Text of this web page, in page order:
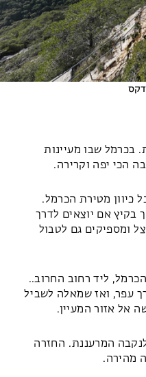
דקס
בכרמל שבו מעיינות
הכי יפה וקרירה.
כיוון מטירת הכרמל.
בקיץ אם יוצאים לדרך
ומספיקים גם לטבול
ליד רחוב החרוב..
בדרך עפר, ואז שמאלה לשביל
לנקבה המרעננת. החזרה